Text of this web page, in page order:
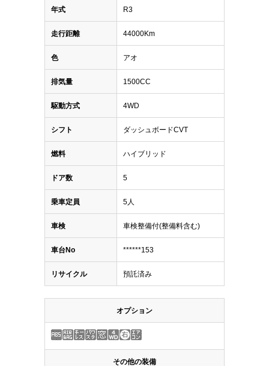
年式 R3
走行距離 44000Km
色 アオ
排気量 1500CC
駆動方式 4WD
シフト ダッシュボードCVT
燃料 ハイブリッド
ドア数 5
乗車定員 5人
車検 車検整備付(整備料含む)
車台No ******153
リサイクル 預託済み
オプション
その他の装備